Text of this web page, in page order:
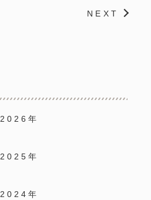
NEXT
2026年
2025年
2024年